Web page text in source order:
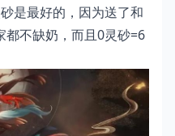
是最好的，因为送了和
都不缺奶，而且0灵砂=6